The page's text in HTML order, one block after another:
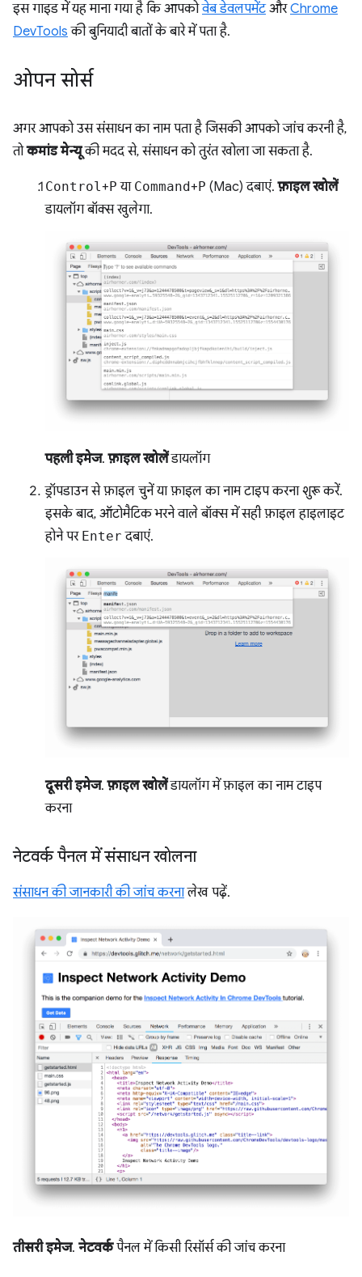
इस गाइड में यह माना गया है कि आपकोवेब डेवलपमेंटऔरChrome
DevTools की बुनियादी बातों के बारे में पता है.
ओपन सोर्स
अगर आपको उस संसाधन का नाम पता है जिसकी आपको जांच करनी है,
तोकमांड मेन्यूकी मदद से, संसाधन को तुरंत खोला जा सकता है.
Control+P या Command+P (Mac) दबाएं.फ़ाइल खोलें
डायलॉग बॉक्स खुलेगा.
पहली इमेज.फ़ाइल खोलेंडायलॉग
ड्रॉपडाउन से फ़ाइल चुनें या फ़ाइल का नाम टाइप करना शुरू करें.
इसके बाद, ऑटोमैटिक भरने वाले बॉक्स में सही फ़ाइल हाइलाइट
होने पर Enter दबाएं.
दूसरी इमेज.फ़ाइल खोलेंडायलॉग में फ़ाइल का नाम टाइप
करना
नेटवर्क पैनल में संसाधन खोलना
संसाधन की जानकारी की जांच करनालेख पढ़ें.
तीसरी इमेज. नेटवर्कपैनल में किसी रिसॉर्स की जांच करना